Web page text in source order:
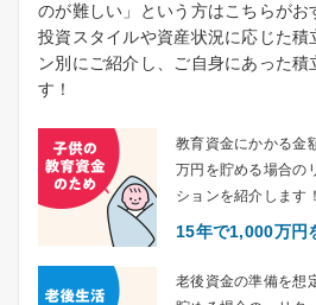
のが難しい」という方はこちらがお
投資スタイルや資産状況に応じた積
ン別にご紹介し、ご自身にあった積
す！
教育資金にかかる金
万円を貯める場合の
ションを紹介します！
15年で1,000万円
老後資金の準備を想